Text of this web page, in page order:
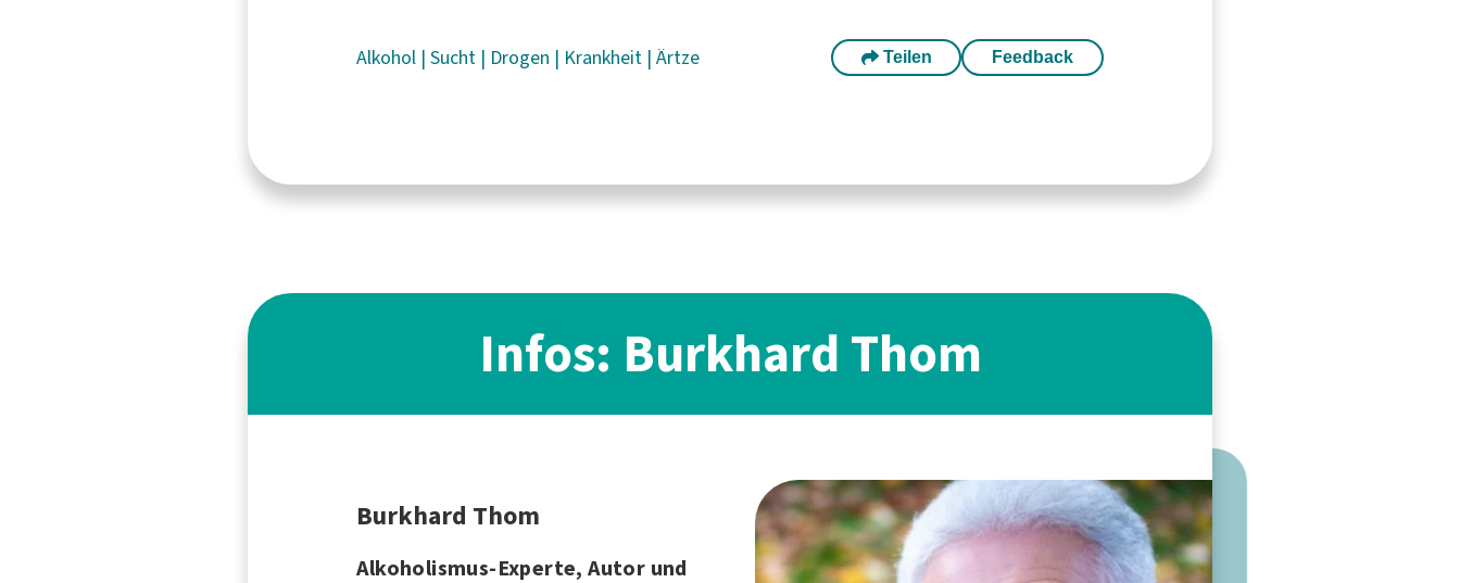
Alkohol |Sucht | Drogen | Krankheit |Ärtze Teilen Feedback
Infos: Burkhard Thom
Burkhard Thom
Alkoholismus-Experte, Autor und